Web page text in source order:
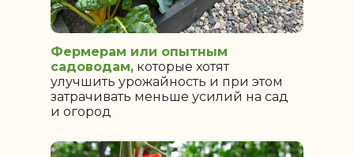
Фермерам или опытным
садоводам, которые хотят
улучшить урожайность и при этом
затрачивать меньше усилий на сад
и огород